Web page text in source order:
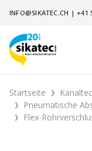
INFO@SIKATEC.CH |+41
Startseite
Pneumatische
Flex-